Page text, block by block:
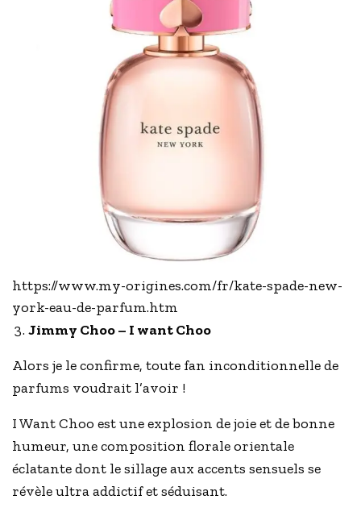
https://www.my-origines.com/fr/kate-spade-new-
york-eau-de-parfum.htm
Jimmy Choo – I want Choo
Alors je le confirme, toute fan inconditionnelle de
parfums voudrait l’avoir !
I Want Choo est une explosion de joie et de bonne
humeur, une composition florale orientale
éclatante dont le sillage aux accents sensuels se
révèle ultra addictif et séduisant.